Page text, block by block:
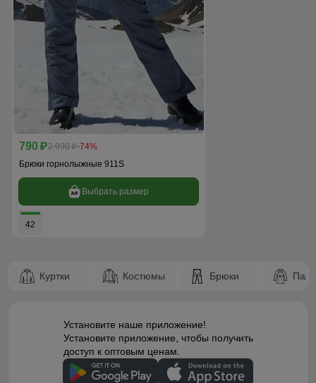
790 p2 990 p-74%
Брюки горнолыжные 911S
Выбрать размер
42
Куртки Костюмы Брюки
Установите наше приложение!
Установите приложение, чтобы получить
доступ к оптовым ценам.